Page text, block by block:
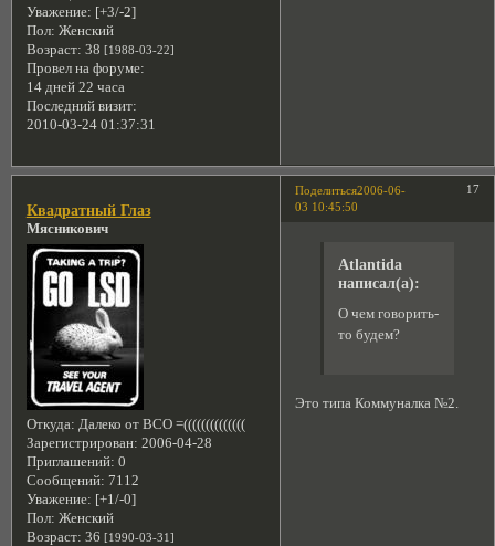
Уважение: [+3/-2]
Пол: Женский
Возраст: 38 [1988-03-22]
Провел на форуме:
14 дней 22 часа
Последний визит:
2010-03-24 01:37:31
Поделиться 17
2006-06-
03 10:45:50
Квадратный Глаз
Мясникович
Откуда: Далеко от ВСО =((((((((((((((
Зарегистрирован: 2006-04-28
Приглашений: 0
Сообщений: 7112
Уважение: [+1/-0]
Пол: Женский
Возраст: 36 [1990-03-31]
Atlantida
написал(а):
О чем говорить-
то будем?
Это типа Коммуналка №2.